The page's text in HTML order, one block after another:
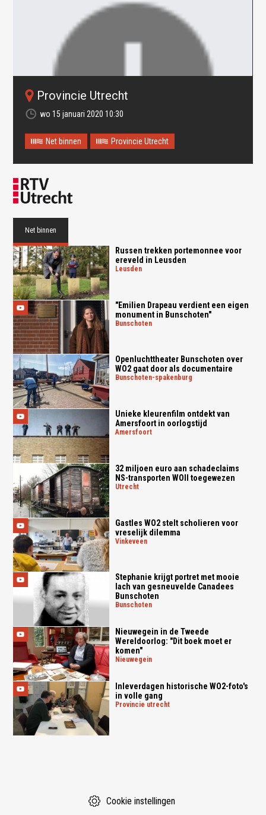
Oops! Something went
This page didn't load Google Maps correctly. See the
Provincie Utrecht
wo 15 januari 2020 10:30
Net binnen Provincie Utrecht
Net binnen
Russen trekken portemonnee voor
ereveld in Leusden
leusden
"Emilien Drapeau verdient een eigen
monument in Bunschoten"
bunschoten
Openluchttheater Bunschoten over
WO2 gaat door als documentaire
bunschoten-spakenburg
Unieke kleurenfilm ontdekt van
Amersfoort in oorlogstijd
amersfoort
32 miljoen euro aan schadeclaims
NS-transporten WOII toegewezen
utrecht
Gastles WO2 stelt scholieren voor
vreselijk dilemma
vinkeveen
Stephanie krijgt portret met mooie
lach van gesneuvelde Canadees
Bunschoten
bunschoten
Nieuwegein in de Tweede
Wereldoorlog: "Dit boek moet er
komen"
nieuwegein
Inleverdagen historische WO2-foto's
in volle gang
provincie utrecht
Cookie instellingen